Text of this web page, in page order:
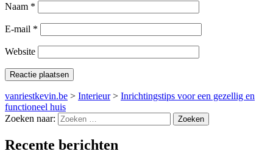
Naam *
E-mail *
Website
vanriestkevin.be > Interieur> Inrichtingstips voor een gezellig en
functioneel huis
Zoeken naar:
Recente berichten